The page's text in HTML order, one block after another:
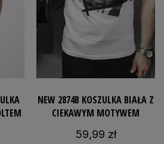
NEW 2874B KOSZULKA BIAŁA Z
CIEKAWYM MOTYWEM
59,99 zł